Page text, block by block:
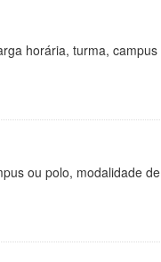
horária, turma,
ou polo, modalidade